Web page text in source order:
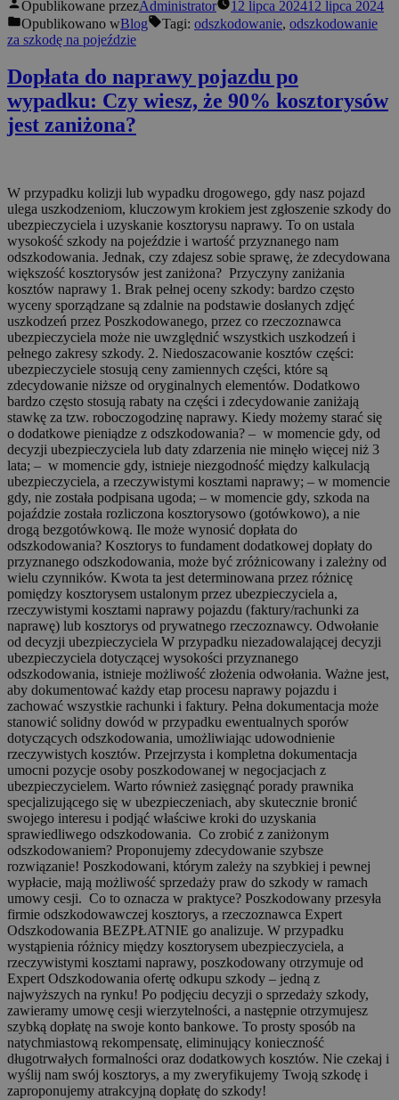
Opublikowane przezAdministrator 12 lipca 202412 lipca 2024
Opublikowano wBlog Tagi: odszkodowanie, odszkodowanie
za szkodę na pojeździe
Dopłata do naprawy pojazdu po
wypadku: Czy wiesz, że 90% kosztorysów
jest zaniżona?
W przypadku kolizji lub wypadku drogowego, gdy nasz pojazd
ulega uszkodzeniom, kluczowym krokiem jest zgłoszenie szkody do
ubezpieczyciela i uzyskanie kosztorysu naprawy. To on ustala
wysokość szkody na pojeździe i wartość przyznanego nam
odszkodowania. Jednak, czy zdajesz sobie sprawę, że zdecydowana
większość kosztorysów jest zaniżona? Przyczyny zaniżania
kosztów naprawy 1. Brak pełnej oceny szkody: bardzo często
wyceny sporządzane są zdalnie na podstawie dosłanych zdjęć
uszkodzeń przez Poszkodowanego, przez co rzeczoznawca
ubezpieczyciela może nie uwzględnić wszystkich uszkodzeń i
pełnego zakresy szkody. 2. Niedoszacowanie kosztów części:
ubezpieczyciele stosują ceny zamiennych części, które są
zdecydowanie niższe od oryginalnych elementów. Dodatkowo
bardzo często stosują rabaty na części i zdecydowanie zaniżają
stawkę za tzw. roboczogodzinę naprawy. Kiedy możemy starać się
o dodatkowe pieniądze z odszkodowania? – w momencie gdy, od
decyzji ubezpieczyciela lub daty zdarzenia nie minęło więcej niż 3
lata; – w momencie gdy, istnieje niezgodność między kalkulacją
ubezpieczyciela, a rzeczywistymi kosztami naprawy; – w momencie
gdy, nie została podpisana ugoda; – w momencie gdy, szkoda na
pojaździe została rozliczona kosztorysowo (gotówkowo), a nie
drogą bezgotówkową. Ile może wynosić dopłata do
odszkodowania? Kosztorys to fundament dodatkowej dopłaty do
przyznanego odszkodowania, może być zróżnicowany i zależny od
wielu czynników. Kwota ta jest determinowana przez różnicę
pomiędzy kosztorysem ustalonym przez ubezpieczyciela a,
rzeczywistymi kosztami naprawy pojazdu (faktury/rachunki za
naprawę) lub kosztorys od prywatnego rzeczoznawcy. Odwołanie
od decyzji ubezpieczyciela W przypadku niezadowalającej decyzji
ubezpieczyciela dotyczącej wysokości przyznanego
odszkodowania, istnieje możliwość złożenia odwołania. Ważne jest,
aby dokumentować każdy etap procesu naprawy pojazdu i
zachować wszystkie rachunki i faktury. Pełna dokumentacja może
stanowić solidny dowód w przypadku ewentualnych sporów
dotyczących odszkodowania, umożliwiając udowodnienie
rzeczywistych kosztów. Przejrzysta i kompletna dokumentacja
umocni pozycje osoby poszkodowanej w negocjacjach z
ubezpieczycielem. Warto również zasięgnąć porady prawnika
specjalizującego się w ubezpieczeniach, aby skutecznie bronić
swojego interesu i podjąć właściwe kroki do uzyskania
sprawiedliwego odszkodowania. Co zrobić z zaniżonym
odszkodowaniem? Proponujemy zdecydowanie szybsze
rozwiązanie! Poszkodowani, którym zależy na szybkiej i pewnej
wypłacie, mają możliwość sprzedaży praw do szkody w ramach
umowy cesji. Co to oznacza w praktyce? Poszkodowany przesyła
firmie odszkodowawczej kosztorys, a rzeczoznawca Expert
Odszkodowania BEZPŁATNIE go analizuje. W przypadku
wystąpienia różnicy między kosztorysem ubezpieczyciela, a
rzeczywistymi kosztami naprawy, poszkodowany otrzymuje od
Expert Odszkodowania ofertę odkupu szkody – jedną z
najwyższych na rynku! Po podjęciu decyzji o sprzedaży szkody,
zawieramy umowę cesji wierzytelności, a następnie otrzymujesz
szybką dopłatę na swoje konto bankowe. To prosty sposób na
natychmiastową rekompensatę, eliminujący konieczność
długotrwałych formalności oraz dodatkowych kosztów. Nie czekaj i
wyślij nam swój kosztorys, a my zweryfikujemy Twoją szkodę i
zaproponujemy atrakcyjną dopłatę do szkody!